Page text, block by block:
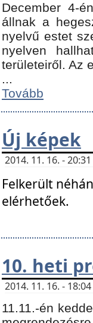
December 4-
állnak a
nyelvű estet
nyelven
területeiről. Az
...
Tovább
Új képek
2014. 11. 16. -
Felkerült
elérhetőek.
10. heti
2014. 11. 16. -
11.11.-én